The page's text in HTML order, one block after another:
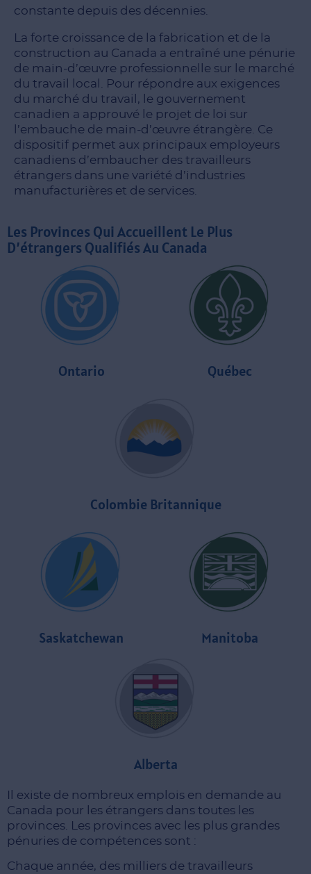
constante depuis des décennies.
La forte croissance de la fabrication et de la
construction au Canada a entraîné une pénurie
de main-d’œuvre professionnelle sur le marché
du travail local. Pour répondre aux exigences
du marché du travail, le gouvernement
canadien a approuvé le projet de loi sur
l’embauche de main-d’œuvre étrangère. Ce
dispositif permet aux principaux employeurs
canadiens d’embaucher des travailleurs
étrangers dans une variété d’industries
manufacturières et de services.
Les Provinces Qui Accueillent Le Plus
D’étrangers Qualifiés Au Canada
Ontario Québec
Colombie Britannique
Saskatchewan Manitoba
Alberta
Il existe de nombreux emplois en demande au
Canada pour les étrangers dans toutes les
provinces. Les provinces avec les plus grandes
pénuries de compétences sont :
Chaque année, des milliers de travailleurs